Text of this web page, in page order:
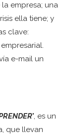
empresa; una
ella tiene; y
clave:
e-mail un
", es un
que llevan